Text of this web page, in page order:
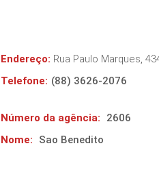
Endereço: Rua Paulo Marques,
Telefone: (88) 3626-2076
Número da agência:
2606
Nome:
Sao Benedito